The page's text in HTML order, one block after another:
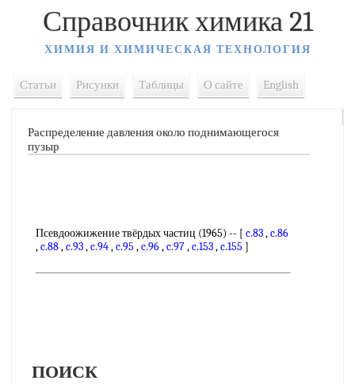
Справочник химика 21
ХИМИЯ И ХИМИЧЕСКАЯ ТЕХНОЛОГИЯ
Статьи Рисунки Таблицы О сайте English
Распределение давления около поднимающегося
пузыр
Псевдоожижение твёрдых частиц (1965) -- [ c.83,c.86
,c.88,c.93,c.94,c.95 ,c.96,c.97,c.153,c.155 ]
ПОИСК